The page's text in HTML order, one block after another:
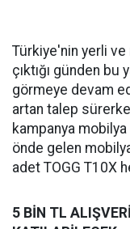
Türkiye'nin yerli ve
çıktığı günden
görmeye devam
artan talep
kampanya
önde gelen
adet TOGG T10X
5 BİN TL